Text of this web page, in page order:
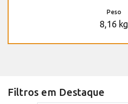
Peso
8,16 kg
Filtros em Destaque